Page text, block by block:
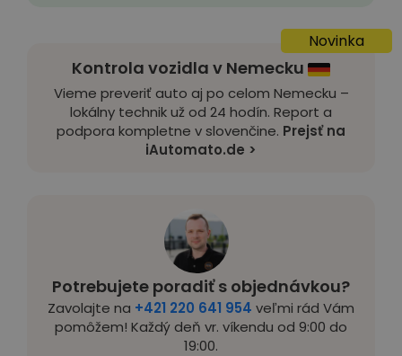
Potrebujete poradiť s objednávkou?
Zavolajte na +421 220 641 954 veľmi rád Vám
pomôžem! Každý deň vr. víkendu od 9:00 do
19:00.
Novinka
Kontrola vozidla v Nemecku
Vieme preveriť auto aj po celom Nemecku –
lokálny technik už od 24 hodín. Report a
podpora kompletne v slovenčine. Prejsť na
iAutomato.de >